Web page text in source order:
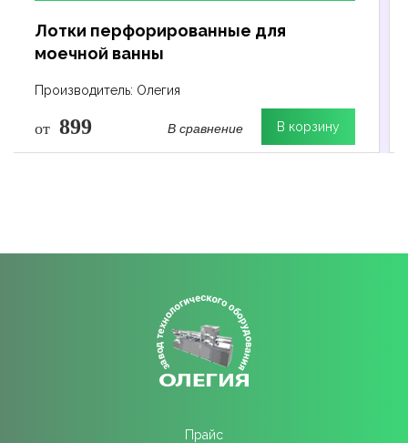
Лотки перфорированные для
моечной ванны
Производитель: Олегия
от 899 В корзину
В сравнение
Прайс